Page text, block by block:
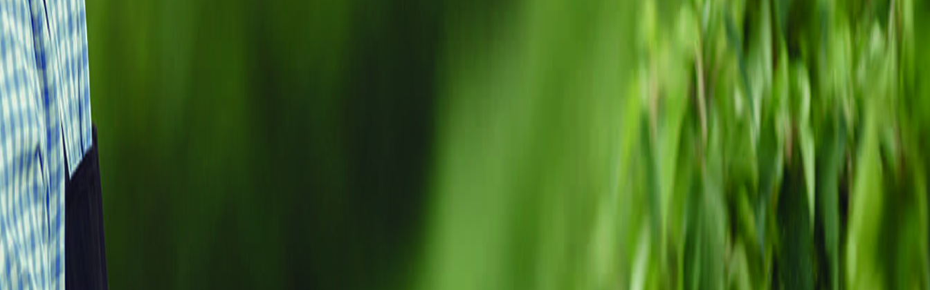
Alternativas al glifosato son un beneficio para la biodiversidad
La Unión Europea invita a los agricultores a dejar de usar el glifosato para beneficio de la biodiversidad.